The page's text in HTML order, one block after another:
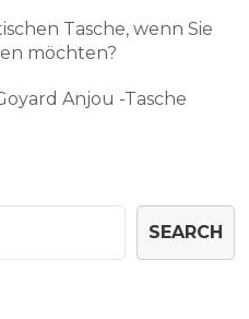
Tasche, wenn Sie
möchten?
Anjou -Tasche
SEARCH